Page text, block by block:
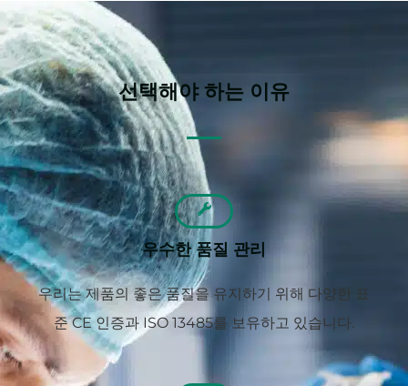
선택해야 하는 이유
우수한 품질 관리
우리는 제품의 좋은 품질을 유지하기 위해 다양한 표
준 CE 인증과 ISO 13485를 보유하고 있습니다.